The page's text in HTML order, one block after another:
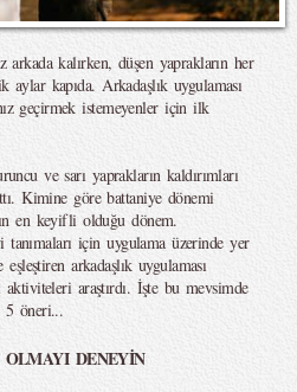
kalırken, düşen yaprakların her
kapıda. Arkadaşlık uygulaması
geçirmek istemeyenler için ilk
ve sarı yaprakların kaldırımları
Kimine göre battaniye dönemi
en keyifli olduğu dönem.
tanımaları için uygulama üzerinde yer
arkadaşlık uygulaması
araştırdı. İşte bu mevsimde
5 öneri...
DENEYİN